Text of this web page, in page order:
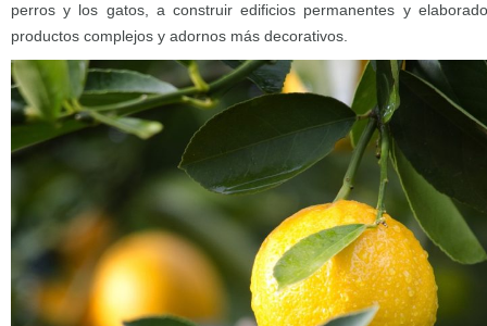
perros y los gatos, a construir edificios permanentes y
productos complejos y adornos más decorativos.